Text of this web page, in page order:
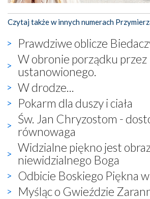
Czytaj także w innych numerach
Prawdziwe oblicze
W obronie porządku przez
ustanowionego.
W drodze...
Pokarm dla duszy i ciała
Św. Jan Chryzostom -
równowaga
Widzialne piękno jest
niewidzialnego Boga
Odbicie Boskiego Piękna
Myśląc o Gwieździe